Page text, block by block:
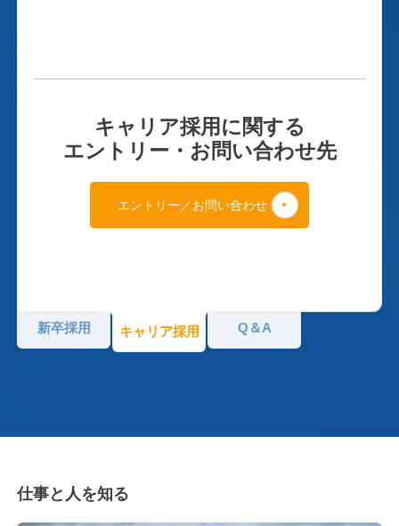
キャリア採用に関する
エントリー・お問い合わせ先
エントリー／お問い合わせ
新卒採用 キャリア採用 Q＆A
仕事と人を知る